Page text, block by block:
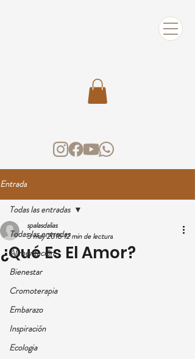
Entrada
Todas las entradas
Alimentación
Bienestar
Cromoterapia
Embarazo
Inspiración
Ecologia
Todas las entradas
¿Qué Es El Amor?
spalasdalias
3 may 201812 min de lectura